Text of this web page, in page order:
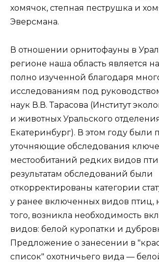
хомячок, степная пеструшка и
Эверсмана.
В отношении орнитофауны в
регионе наша область является
полно изученной благодаря
исследованиям под
наук В.В. Тарасова (Институт
и животных Уральского
Екатеринбург). В этом году были
уточняющие обследования
местообитаний редких видов
результатам обследований были
откорректированы категории
у ранее включенных видов птиц,
того, возникла необходимость
видов: белой куропатки и
Предложение о занесении в
список" охотничьего вида —